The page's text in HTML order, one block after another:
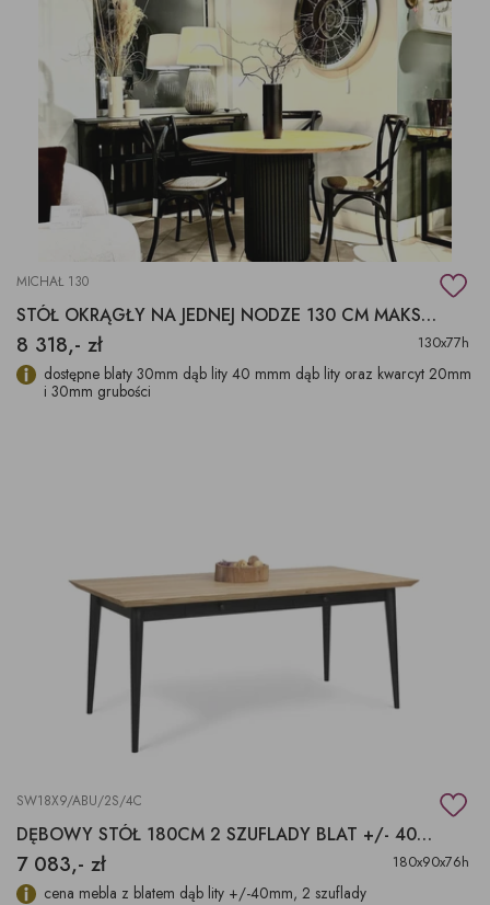
MICHAŁ 130
STÓŁ OKRĄGŁY NA JEDNEJ NODZE 130 CM MAKSYMALNIE
8 318,- zł 130x77h
dostępne blaty 30mm dąb lity 40 mmm dąb lity oraz kwarcyt 20mm
i 30mm grubości
SW18X9/ABU/2S/4C
DĘBOWY STÓŁ 180CM 2 SZUFLADY BLAT +/- 40MM
7 083,- zł 180x90x76h
cena mebla z blatem dąb lity +/-40mm, 2 szuflady